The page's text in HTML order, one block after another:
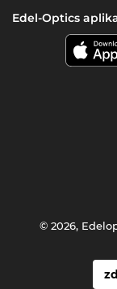
Edel-Optics
© 2026,